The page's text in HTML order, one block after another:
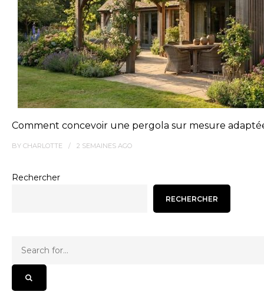
Comment concevoir une pergola sur mesure
BY CHARLOTTE 2 SEMAINES AGO
Rechercher
RECHERCHER